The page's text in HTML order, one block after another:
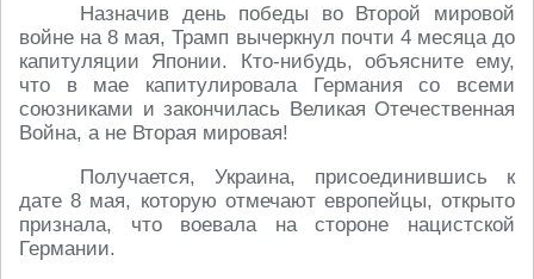
Назначив день победы во Второй мировой
войне на 8 мая, Трамп вычеркнул почти 4 месяца до
капитуляции Японии. Кто-нибудь, объясните ему,
что в мае капитулировала Германия со всеми
союзниками и закончилась Великая Отечественная
Война, а не Вторая мировая!
Получается, Украина, присоединившись к
дате 8 мая, которую отмечают европейцы, открыто
признала, что воевала на стороне нацистской
Германии.